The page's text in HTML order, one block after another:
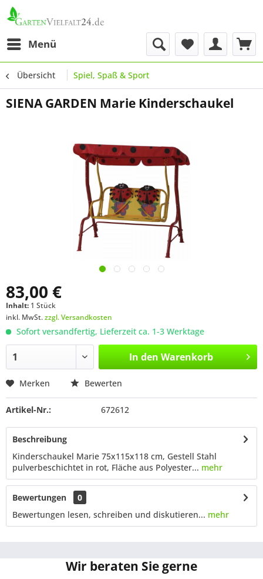
Menü
Übersicht Spiel, Spaß & Sport
SIENA GARDEN Marie Kinderschaukel
83,00 €
Inhalt: 1 Stück
inkl. MwSt.zzgl. Versandkosten
Sofort versandfertig, Lieferzeit ca. 1-3 Werktage
In den Warenkorb
Merken Bewerten
Artikel-Nr.: 672612
Beschreibung
Kinderschaukel Marie 75x115x118 cm, Gestell Stahl
pulverbeschichtet in rot, Fläche aus Polyester... mehr
Bewertungen
0
Bewertungen lesen, schreiben und diskutieren... mehr
Wir beraten Sie gerne